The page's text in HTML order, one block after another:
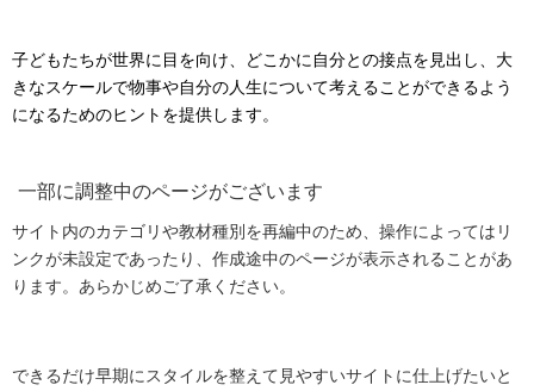
子どもたちが世界に目を向け、どこかに自分との接点を見出し、大
きなスケールで物事や自分の人生について考えることができるよう
になるためのヒントを提供します。
一部に調整中のページがございます
サイト内のカテゴリや教材種別を再編中のため、操作によってはリ
ンクが未設定であったり、作成途中のページが表示されることがあ
ります。あらかじめご了承ください。
できるだけ早期にスタイルを整えて見やすいサイトに仕上げたいと